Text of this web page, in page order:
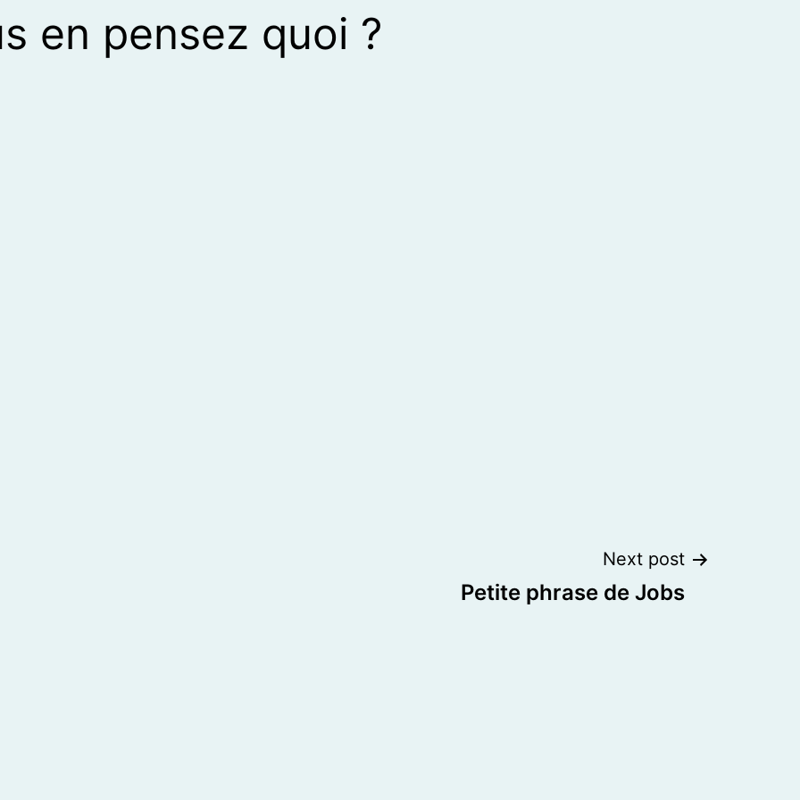
en pensez quoi ?
Next post
Petite phrase de Jobs